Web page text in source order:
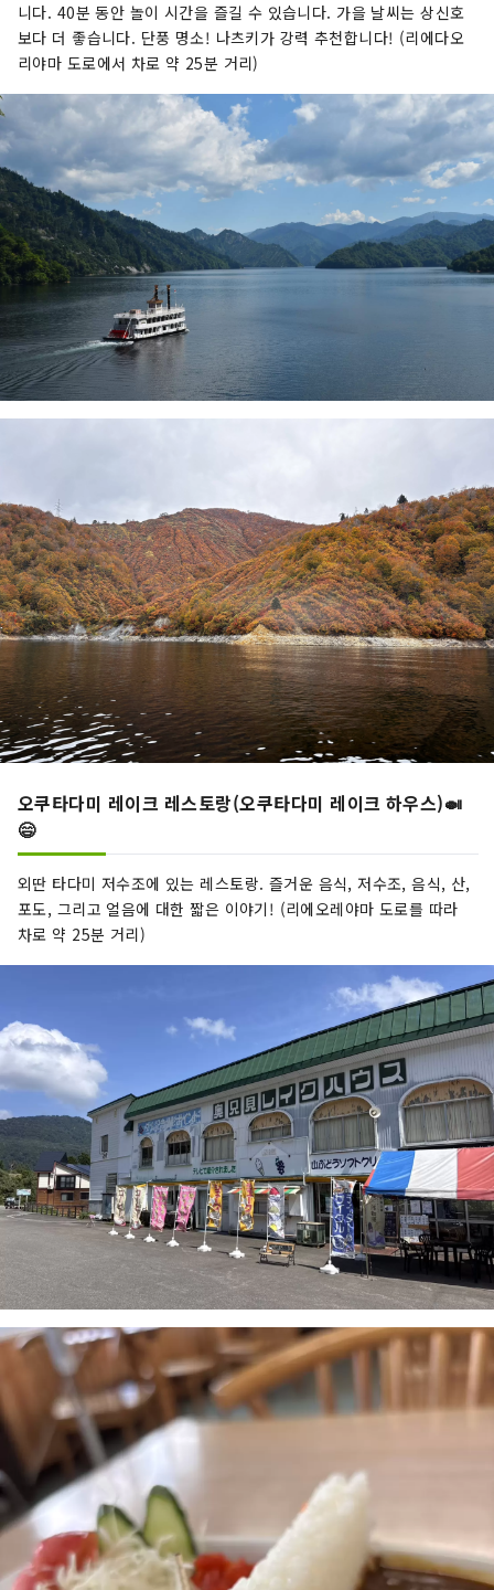
니다. 40분 동안 놀이 시간을 즐길 수 있습니다. 가을 날씨는 상신호
보다 더 좋습니다. 단풍 명소! 나츠키가 강력 추천합니다! (리에다오
리야마 도로에서 차로 약 25분 거리)
오쿠타다미 레이크 레스토랑(오쿠타다미 레이크 하우스)🍛
😄️
외딴 타다미 저수조에 있는 레스토랑. 즐거운 음식, 저수조, 음식, 산,
포도, 그리고 얼음에 대한 짧은 이야기! (리에오레야마 도로를 따라
차로 약 25분 거리)